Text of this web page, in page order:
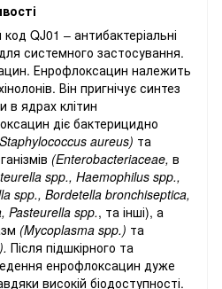
QJ01 – антибактеріальні
системного застосування.
Енрофлоксацин належить
Він пригнічує синтез
в ядрах клітин
діє бактерицидно
aureus) та
(Enterobacteriaceae, в
spp., Haemophilus spp.,
spp., Bordetella bronchiseptica,
Pasteurella spp., та інші), а
(Mycoplasma spp.) та
Після підшкірного та
енрофлоксацин дуже
високій біодоступності.